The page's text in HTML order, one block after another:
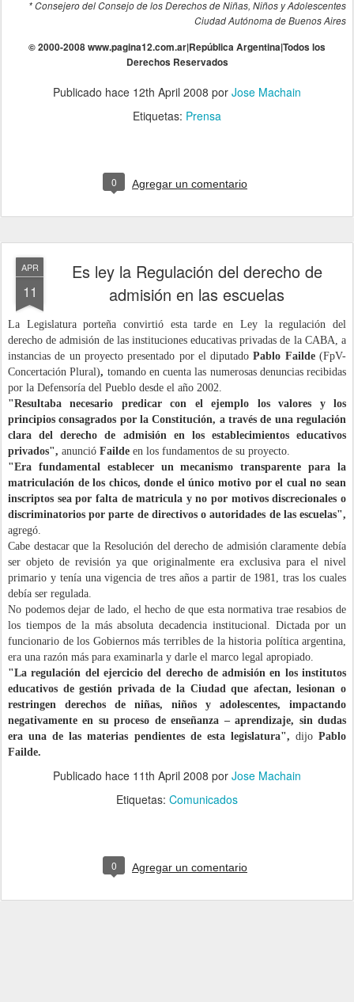
* Consejero del Consejo de los Derechos de Niñas, Niños y Adolescentes
Ciudad Autónoma de Buenos Aires
© 2000-2008 www.pagina12.com.ar|República Argentina|Todos los
Derechos Reservados
Publicado hace 12th April 2008 por Jose Machain
Etiquetas: Prensa
0 Agregar un comentario
APR
11
Es ley la Regulación del derecho de
admisión en las escuelas
La Legislatura porteña convirtió esta tarde en Ley la regulación del
derecho de admisión de las instituciones educativas privadas de la CABA, a
instancias de un proyecto presentado por el diputadoPablo Failde(FpV-
Concertación Plural), tomando en cuenta las numerosas denuncias recibidas
por la Defensoría del Pueblo desde el año 2002.
"Resultaba necesario predicar con el ejemplo los valores y los
principios consagrados por la Constitución, a través de una regulación
clara del derecho de admisión en los establecimientos educativos
privados", anunció Failde en los fundamentos de su proyecto.
"Era fundamental establecer un mecanismo transparente para la
matriculación de los chicos, donde el único motivo por el cual no sean
inscriptos sea por falta de matricula y no por motivos discrecionales o
discriminatorios por parte de directivos o autoridades de las escuelas",
agregó.
Cabe destacar quela Resolución del derecho de admisión claramente debía
ser objeto de revisión ya que originalmente era exclusiva para el nivel
primario y tenía una vigencia de tres años a partir de 1981, tras los cuales
debía ser regulada.
No podemos dejar de lado, el hecho de que esta normativa trae resabios de
los tiempos de la más absoluta decadencia institucional. Dictada por un
funcionario de los Gobiernos más terribles de la historia política argentina,
era una razón más para examinarla y darle el marco legal apropiado.
"La regulación del ejercicio del derecho de admisión en los institutos
educativos de gestión privada de la Ciudad que afectan, lesionan o
restringen derechos de niñas, niños y adolescentes, impactando
negativamente en su proceso de enseñanza – aprendizaje, sin dudas
erauna de las materias pendientes de esta legislatura", dijoPablo
Failde.
Publicado hace 11th April 2008 por Jose Machain
Etiquetas: Comunicados
0 Agregar un comentario